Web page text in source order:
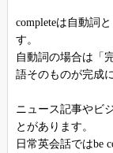
completeは自動詞
す。
自動詞の場合は「
語そのものが完成
ニュース記事やビ
とがあります。
日常英会話ではbe